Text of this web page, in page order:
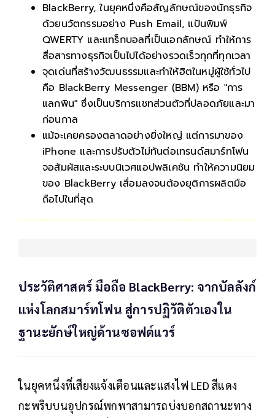
BlackBerry, ในยุคหนึ่งคือสัญลักษณ์ของนักธุรกิจ
ด้วยนวัตกรรมอย่าง Push Email, แป้นพิมพ์
QWERTY และแทร็กบอลที่เป็นเอกลักษณ์ ทำให้การ
สื่อสารทางธุรกิจเป็นไปได้อย่างรวดเร็วทุกที่ทุกเวลา
จุดเด่นที่สร้างวัฒนธรรมและทำให้ฮิตในหมู่ผู้ใช้ทั่วไป
คือ BlackBerry Messenger (BBM) หรือ "การ
แลกพิน" ซึ่งเป็นบริการแชทส่วนตัวที่ปลอดภัยและมา
ก่อนกาล
แม้จะเคยครองตลาดอย่างยิ่งใหญ่ แต่การมาของ
iPhone และการปรับตัวไม่ทันต่อเทรนด์สมาร์ทโฟน
จอสัมผัสและระบบนิเวศแอปพลิเคชัน ทำให้ความนิยม
ของ BlackBerry เสื่อมลงจนต้องยุติการผลิตมือ
ถือไปในที่สุด
ประวัติศาสตร์ มือถือ BlackBerry: จากบัลลังก์
แห่งโลกสมาร์ทโฟน สู่การปฏิวัติตัวเองใน
ฐานะยักษ์ใหญ่ด้านซอฟต์แวร์
ในยุคหนึ่งที่เสียงแจ้งเตือนและแสงไฟ LED สีแดง
กะพริบบนอุปกรณ์พกพาสามารถบ่งบอกสถานะทาง